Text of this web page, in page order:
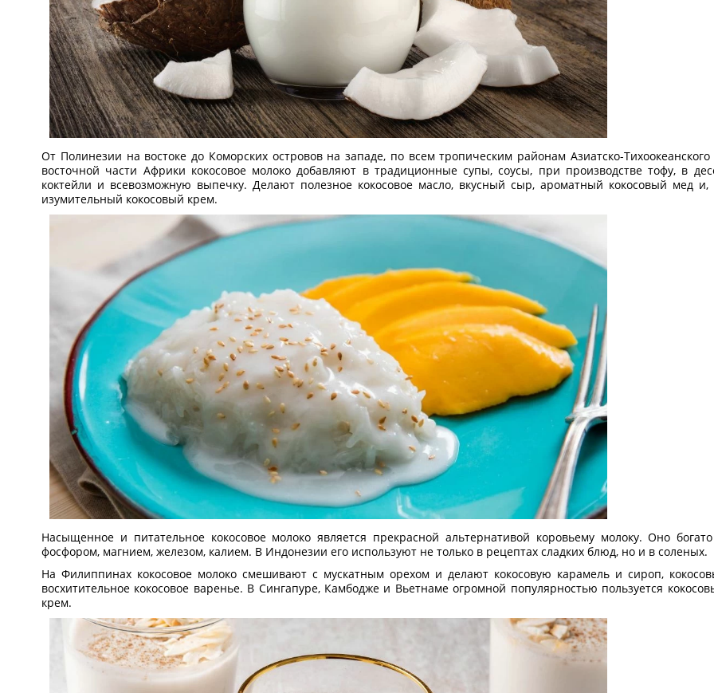
От Полинезии на востоке до Коморских островов на западе, по всем тропическим районам Азиатско-
восточной части Африки кокосовое молоко добавляют в традиционные супы, соусы, при производстве тофу, в
коктейли и всевозможную выпечку. Делают полезное кокосовое масло, вкусный сыр, ароматный кокосовый мед и,
изумительный кокосовый крем.
Насыщенное и питательное кокосовое молоко является прекрасной альтернативой коровьему молоку. Оно
фосфором, магнием, железом, калием. В Индонезии его используют не только в рецептах сладких блюд, но и в соленых.
На Филиппинах кокосовое молоко смешивают с мускатным орехом и делают кокосовую карамель и сироп,
восхитительное кокосовое варенье. В Сингапуре, Камбодже и Вьетнаме огромной популярностью пользуется
крем.